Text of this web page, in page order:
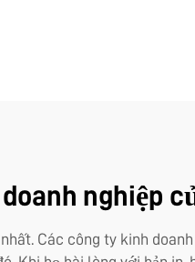
nghiệp
Các công ty kinh